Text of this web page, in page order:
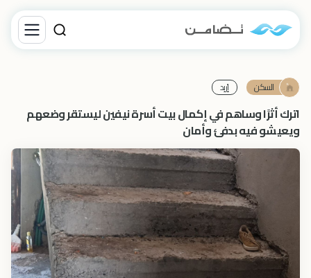
السكن إرْبِد‎
اترك أثرًا وساهم في إكمال بيت أسرة نيفين ليستقر وضعهم
ويعيشو فيه بدفئ وأمان